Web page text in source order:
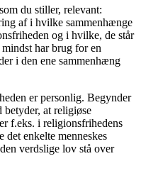
du stiller, relevant:
af i hvilke sammenhænge
og i hvilke, de står
har brug for en
i den ene sammenhæng
er personlig. Begynder
betyder, at religiøse
f.eks. i religionsfrihedens
enkelte menneskes
verdslige lov stå over